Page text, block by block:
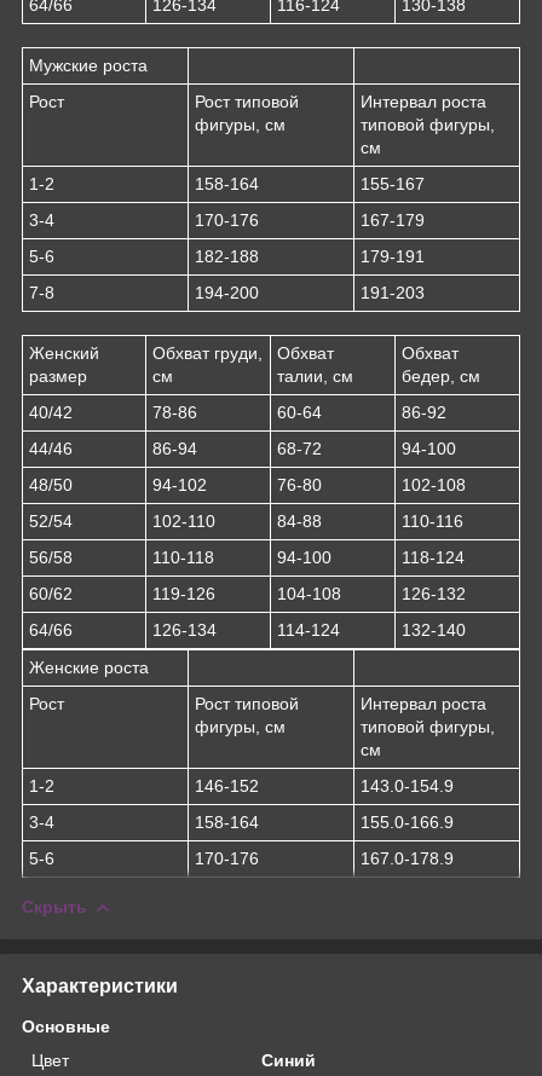
64/66 126-134 116-124 130-138
Мужские роста
Рост
Рост типовой
фигуры, см
Интервал роста
типовой фигуры,
см
1-2
158-164
155-167
3-4
170-176
167-179
5-6
182-188
179-191
7-8
194-200 191-203
Женский
размер
Обхват груди,
см
Обхват
талии, см
Обхват
бедер, см
40/42
78-86 60-64
86-92
44/46
86-94 68-72
94-100
48/50
94-102 76-80
102-108
52/54
102-110 84-88
110-116
56/58
110-118 94-100
118-124
60/62
119-126 104-108
126-132
64/66
126-134 114-124
132-140
Женские роста
Рост
Рост типовой
фигуры, см
Интервал роста
типовой фигуры,
см
1-2
146-152
143.0-154.9
3-4
158-164
155.0-166.9
5-6
170-176 167.0-178.9
Скрыть
Характеристики
Основные
Цвет
Синий